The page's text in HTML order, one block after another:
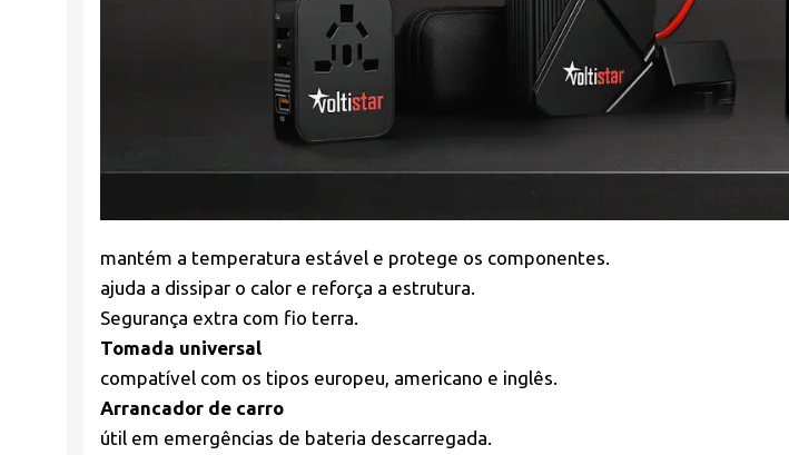
mantém a temperatura estável e protege os componentes.
ajuda a dissipar o calor e reforça a estrutura.
Segurança extra com fio terra.
Tomada universal
compatível com os tipos europeu, americano e inglês.
Arrancador de carro
útil em emergências de bateria descarregada.